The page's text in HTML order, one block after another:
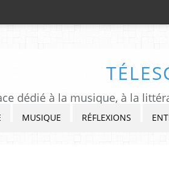
dédié à la musique, à la
MUSIQUE RÉFLEXIONS